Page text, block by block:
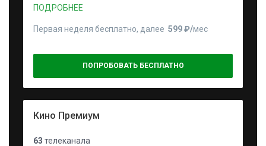
ПОДРОБНЕЕ
Первая неделя бесплатно, далее 599 ₽⁠/⁠мес
ПОПРОБОВАТЬ БЕСПЛАТНО
Кино Премиум
63 телеканала